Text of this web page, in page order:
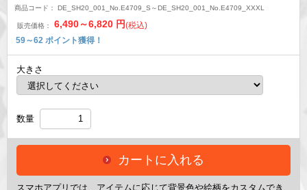
商品コード：DE_SH20_001_No.E4709_S～DE_SH20_001_No.E4709_XXXL
販売価格： 6,490～6,820 円(税込)
59～62ポイント獲得！
大きさ
数量
カートに入れる
スマホアプリでは、アイテムに応じて背景色や絵柄をカスタムでき